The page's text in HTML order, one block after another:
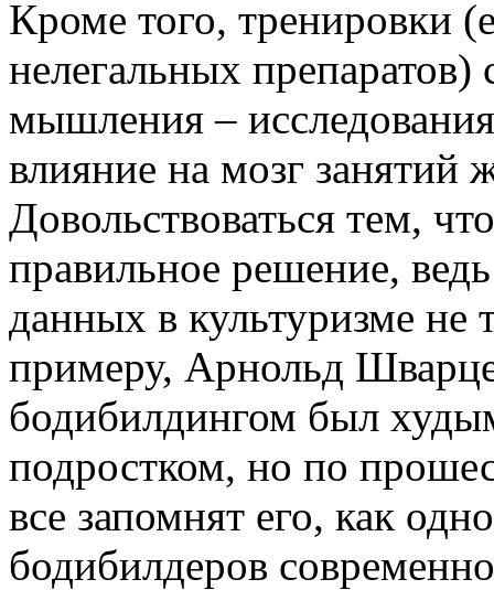
Кроме того, тренировки
нелегальных
мышления –
влияние на мозг занятий
Довольствоваться тем,
правильное решение,
данных в культуризме не
примеру, Арнольд
бодибилдингом был
подростком, но по
все запомнят его, как
бодибилдеров